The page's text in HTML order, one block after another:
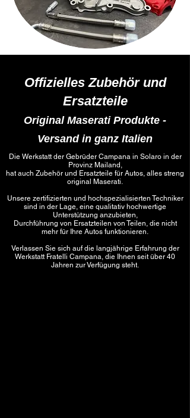
Offizielles Zubehör und
Ersatzteile
Original Maserati Produkte -
Versand in ganz Italien
Die Werkstatt der Gebrüder Campana in Solaro in der
Provinz Mailand,
hat auch Zubehör und Ersatzteile für Autos, alles streng
original Maserati.
Unsere zertifizierten und hochspezialisierten Techniker
sind in der Lage, eine qualitativ hochwertige
Unterstützung anzubieten,
Durchführung von Ersatzteilen von Teilen, die nicht
mehr für Ihre Autos funktionieren.
Verlassen Sie sich auf die langjährige Erfahrung der
Werkstatt Fratelli Campana, die Ihnen seit über 40
Jahren zur Verfügung steht.